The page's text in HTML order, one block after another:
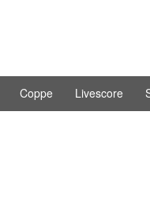
Coppe Livescore